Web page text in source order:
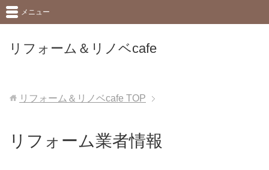
リフォーム＆リノベcafe
メニュー
リフォーム＆リノベcafe TOP
リフォーム業者情報